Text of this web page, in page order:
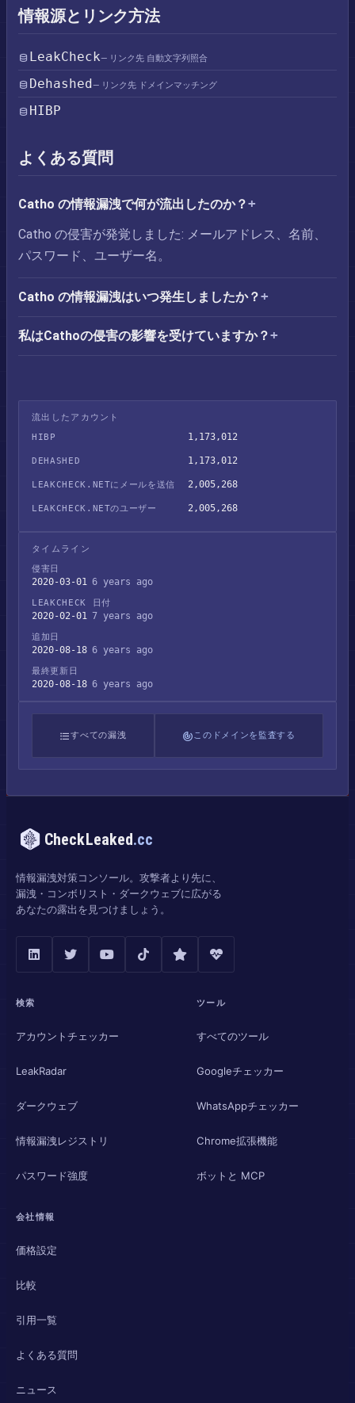
情報源とリンク方法
LeakCheck— リンク先 自動文字列照合
Dehashed— リンク先 ドメインマッチング
HIBP
よくある質問
Catho の情報漏洩で何が流出したのか？
Catho の侵害が発覚しました: メールアドレス、名前、
パスワード、ユーザー名。
Catho の情報漏洩はいつ発生しましたか？
私はCathoの侵害の影響を受けていますか？
流出したアカウント
HIBP
1,173,012
DEHASHED 1,173,012
LEAKCHECK.NETにメールを送信 2,005,268
LEAKCHECK.NETのユーザー 2,005,268
タイムライン
侵害日
2020-03-01 6 years ago
LEAKCHECK 日付
2020-02-01 7 years ago
追加日
2020-08-18 6 years ago
最終更新日
2020-08-18 6 years ago
すべての漏洩 このドメインを監査する
CheckLeaked.cc
情報漏洩対策コンソール。攻撃者より先に、
漏洩・コンボリスト・ダークウェブに広がる
あなたの露出を見つけましょう。
検索
アカウントチェッカー
LeakRadar
ダークウェブ
情報漏洩レジストリ
パスワード強度
ツール
すべてのツール
Googleチェッカー
WhatsAppチェッカー
Chrome拡張機能
ボットと MCP
会社情報
価格設定
比較
引用一覧
よくある質問
ニュース